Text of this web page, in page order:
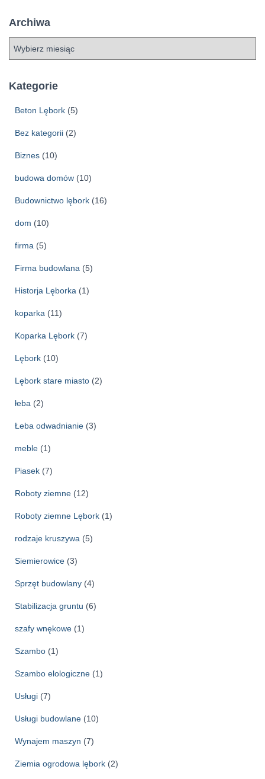
Archiwa
h
Kategorie
Beton Lębork (5)
Bez kategorii (2)
Biznes (10)
budowa domów (10)
Budownictwo lębork (16)
dom (10)
firma (5)
Firma budowlana (5)
Historja Lęborka (1)
koparka (11)
Koparka Lębork (7)
Lębork (10)
Lębork stare miasto (2)
łeba (2)
Łeba odwadnianie (3)
meble (1)
Piasek (7)
Roboty ziemne (12)
Roboty ziemne Lębork (1)
rodzaje kruszywa (5)
Siemierowice (3)
Sprzęt budowlany (4)
Stabilizacja gruntu (6)
szafy wnękowe (1)
Szambo (1)
Szambo elologiczne (1)
Usługi (7)
Usługi budowlane (10)
Wynajem maszyn (7)
Ziemia ogrodowa lębork (2)